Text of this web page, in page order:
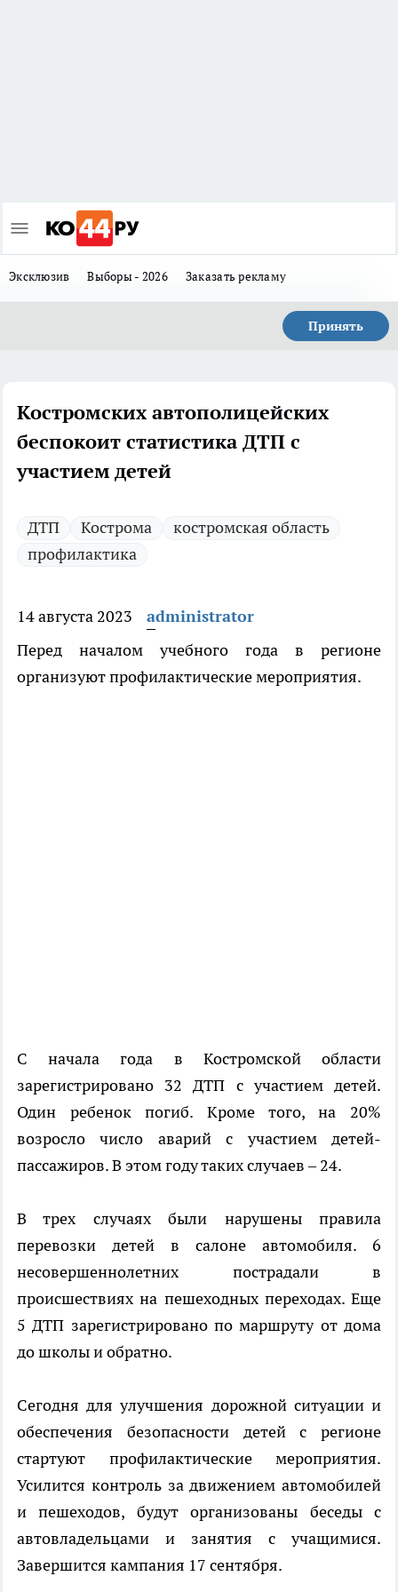
Эксклюзив Выборы - 2026 Заказать рекламу
Принять
Костромских автополицейских
беспокоит статистика ДТП с
участием детей
ДТП Кострома
костромская область
профилактика
14 августа 2023
administrator
Перед началом учебного года в регионе
организуют профилактические мероприятия.
С начала года в Костромской области
зарегистрировано 32 ДТП с участием детей.
Один ребенок погиб. Кроме того, на 20%
возросло число аварий с участием детей-
пассажиров. В этом году таких случаев – 24.
В трех случаях были нарушены правила
перевозки детей в салоне автомобиля. 6
несовершеннолетних пострадали в
происшествиях на пешеходных переходах. Еще
5 ДТП зарегистрировано по маршруту от дома
до школы и обратно.
Сегодня для улучшения дорожной ситуации и
обеспечения безопасности детей с регионе
стартуют профилактические мероприятия.
Усилится контроль за движением автомобилей
и пешеходов, будут организованы беседы с
автовладельцами и занятия с учащимися.
Завершится кампания 17 сентября.